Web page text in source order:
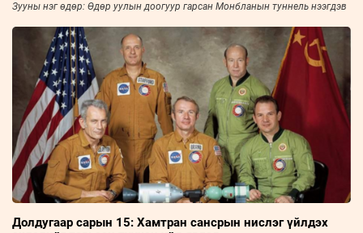
Зууны нэг өдөр: Өдөр уулын доогуур гарсан Монбланын туннель нээгдэв
Долдугаар сарын 15: Хамтран сансрын нислэг үйлдэх